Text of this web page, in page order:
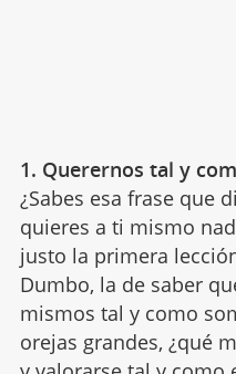
1. Querernos tal y
¿Sabes esa frase que
quieres a ti mismo
justo la primera
Dumbo, la de saber
mismos tal y como
orejas grandes, ¿qué